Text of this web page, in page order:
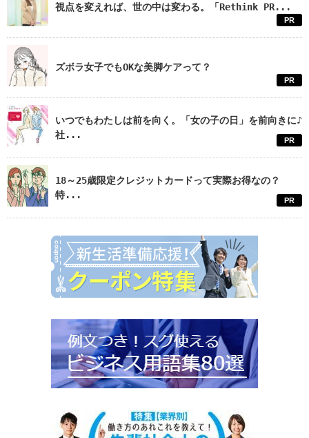
視点を変えれば、世の中は変わる。「Rethink PR...
PR
ズボラ女子でもOKな美脚ケアって？
PR
いつでもわたしは前を向く。「女の子の日」を前向きに♪
社...
PR
18～25歳限定クレジットカードって実際お得なの？
特...
PR